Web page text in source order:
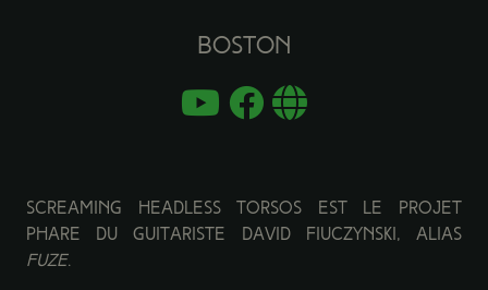
Boston
Screaming Headless Torsos est le projet
phare du guitariste David Fiuczynski, alias
Fuze.